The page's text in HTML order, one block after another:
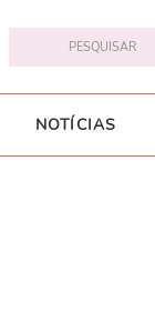
NOTÍCIAS